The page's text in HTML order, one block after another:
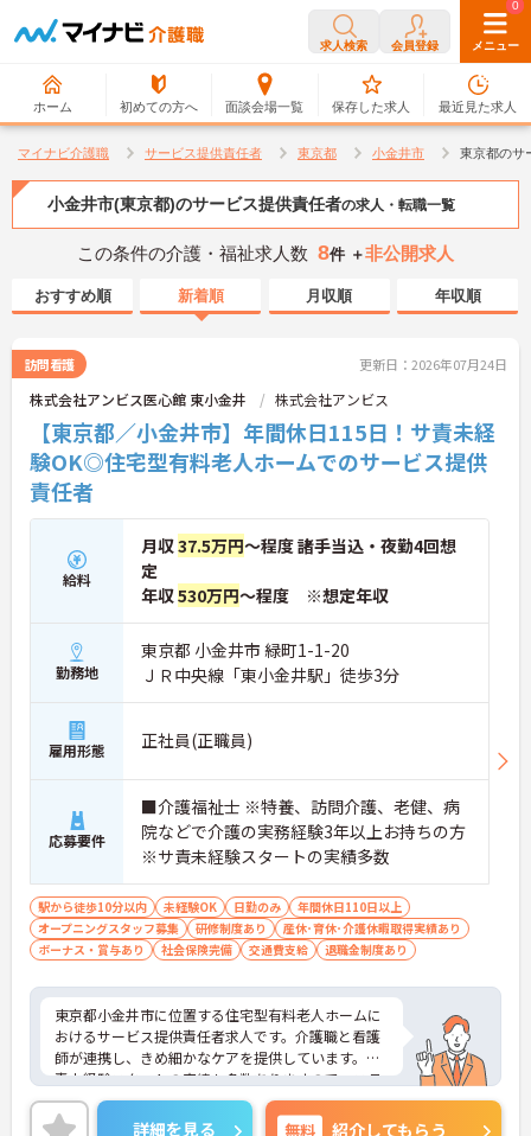
求人検索 会員登録 メニュー
ホーム 初めての方へ 面談会場一覧
0
保存した求人
0
最近見た求人
マイナビ介護職 サービス提供責任者 東京都 小金井市 東京都のサ
小金井市(東京都)のサービス提供責任者の求人・転職一覧
この条件の介護・福祉求人数 8件 ＋非公開求人
おすすめ順 新着順 月収順 年収順
訪問看護 更新日：2026年07月24日
株式会社アンビス医心館 東小金井 株式会社アンビス
【東京都／小金井市】年間休日115日！サ責未経
験OK◎住宅型有料老人ホームでのサービス提供
責任者
給料
月収37.5万円～程度 諸手当込・夜勤4回想
定
年収530万円～程度 ※想定年収
勤務地
東京都 小金井市 緑町1-1-20
ＪＲ中央線「東小金井駅」徒歩3分
雇用形態 正社員(正職員)
応募要件
■介護福祉士 ※特養、訪問介護、老健、病
院などで介護の実務経験3年以上お持ちの方
※サ責未経験スタートの実績多数
駅から徒歩10分以内 未経験OK 日勤のみ
年間休日110日以上
オープニングスタッフ募集
研修制度あり
産休･育休･介護休暇取得実績あり
ボーナス・賞与あり
社会保険完備 交通費支給 退職金制度あり
東京都小金井市に位置する住宅型有料老人ホームに
おけるサービス提供責任者求人です。介護職と看護
師が連携し、きめ細かなケアを提供しています。サ
責未経験スタートの実績も多数ありますので、ステ
ップアップを目指す方にもおすすめです。年間休日
は115日と多く、プライベートを大切にしながらご
詳細を見る 無料 紹介してもらう